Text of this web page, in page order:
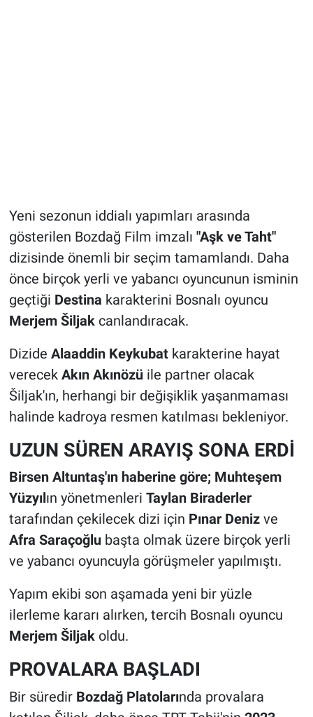
Yeni sezonun iddialı yapımları arasında
gösterilen Bozdağ Film imzalı "Aşk ve Taht"
dizisinde önemli bir seçim tamamlandı. Daha
önce birçok yerli ve yabancı oyuncunun isminin
geçtiği Destina karakterini Bosnalı oyuncu
Merjem Šiljakcanlandıracak.
Dizide Alaaddin Keykubatkarakterine hayat
verecek Akın Akınözüile partner olacak
Šiljak'ın, herhangi bir değişiklik yaşanmaması
halinde kadroya resmen katılması bekleniyor.
UZUN SÜREN ARAYIŞ SONA ERDİ
Birsen Altuntaş'ın haberine göre; Muhteşem
Yüzyılın yönetmenleri Taylan Biraderler
tarafından çekilecek dizi için Pınar Denizve
Afra Saraçoğlubaşta olmak üzere birçok yerli
ve yabancı oyuncuyla görüşmeler yapılmıştı.
Yapım ekibi son aşamada yeni bir yüzle
ilerleme kararı alırken, tercih Bosnalı oyuncu
Merjem Šiljakoldu.
PROVALARA BAŞLADI
Bir süredir Bozdağ Platolarında provalara